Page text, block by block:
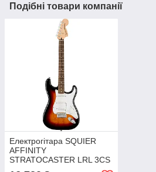
Подібні товари компанії
Електрогітара SQUIER
AFFINITY
STRATOCASTER LRL 3CS